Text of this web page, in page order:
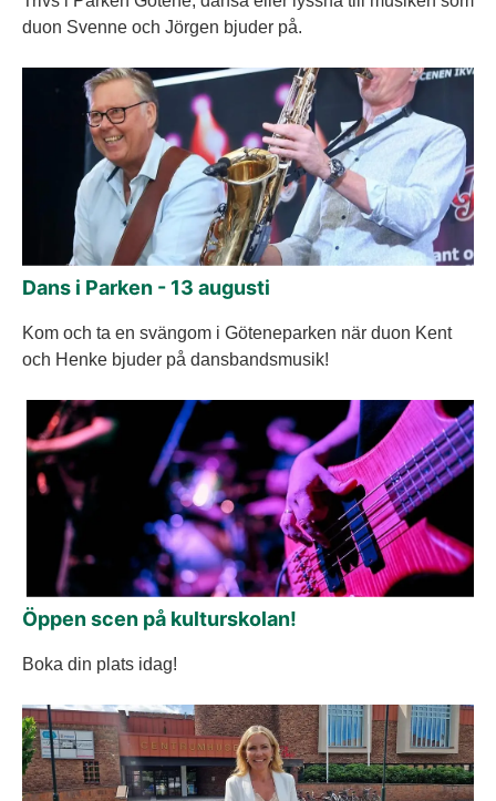
duon Svenne och Jörgen bjuder på.
Dans i Parken - 13 augusti
Kom och ta en svängom i Göteneparken när duon Kent
och Henke bjuder på dansbandsmusik!
Öppen scen på kulturskolan!
Boka din plats idag!